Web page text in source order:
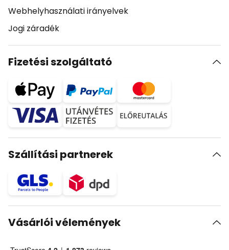
Webhelyhasználati irányelvek
Jogi záradék
Fizetési szolgáltató
Szállítási partnerek
Vásárlói vélemények